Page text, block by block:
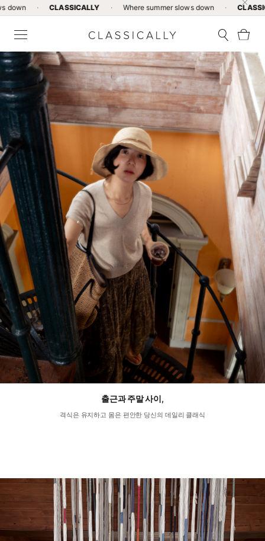
· CLASSICALLY · Where summer slows down · CLASSICALLY ·
출근과 주말 사이,
격식은 유지하고 몸은 편안한 당신의 데일리 클래식